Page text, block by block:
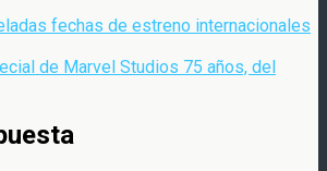
fechas de estreno internacionales
de Marvel Studios 75 años, del